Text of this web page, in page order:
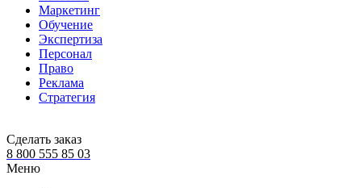
Маркетинг
Обучение
Экспертиза
Персонал
Право
Реклама
Стратегия
Сделать заказ
8 800 555 85 03
Меню